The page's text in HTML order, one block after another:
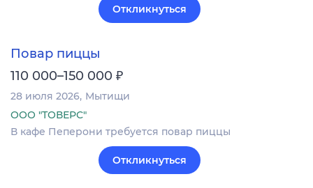
Откликнуться
Повар пиццы
110 000–150 000 ₽
28 июля 2026 Мытищи
ООО "ТОВЕРС"
В кафе Пеперони требуется повар пиццы
Откликнуться